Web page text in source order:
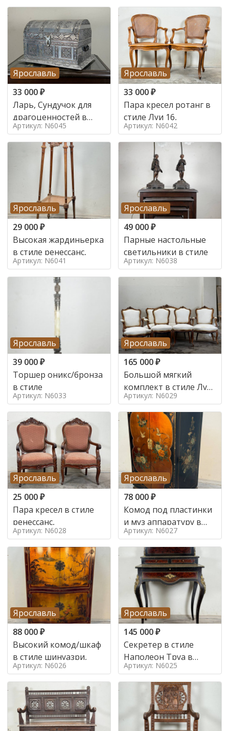
Ярославль
33 000₽
Ларь, Сундучок для
драгоценностей в
стиле
Артикул: N6045
Ярославль
33 000₽
Пара кресел ротанг в
стиле Луи 16,
Артикул: N6042
Ярославль
29 000₽
Высокая жардиньерка
в стиле ренессанс,
Артикул: N6041
Ярославль
49 000₽
Парные настольные
светильники в стиле
Артикул: N6038
Ярославль
39 000₽
Торшер оникс/бронза
в стиле
Артикул: N6033
Ярославль
165 000₽
Большой мягкий
комплект в стиле Луи
в стиле
Артикул: N6029
Ярославль
25 000₽
Пара кресел в стиле
ренессанс,
Артикул: N6028
Ярославль
78 000₽
Комод под пластинки
и муз аппаратуру в
стиле шинуазри,
Артикул: N6027
Ярославль
88 000₽
Высокий комод/шкаф
в стиле шинуазри,
Артикул: N6026
Ярославль
145 000₽
Секретер в стиле
Наполеон Труа в
стиле 19 век
Артикул: N6025